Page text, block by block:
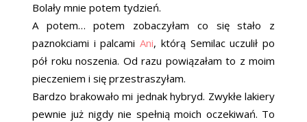
Bolały mnie potem tydzień.
A potem… potem zobaczyłam co się stało z
paznokciami i palcamiAni, którą Semilac uczulił po
pół roku noszenia. Od razu powiązałam to z moim
pieczeniem i się przestraszyłam.
Bardzo brakowało mi jednak hybryd. Zwykłe lakiery
pewnie już nigdy nie spełnią moich oczekiwań. To